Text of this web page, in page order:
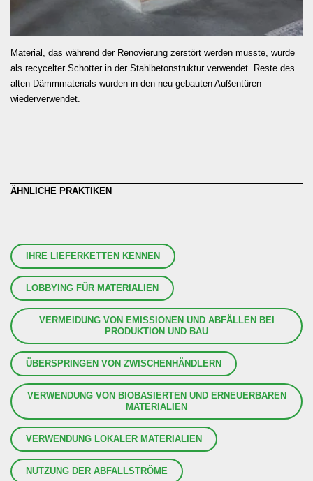
MEHR LESEN
Material, das während der Renovierung zerstört werden musste, wurde
als recycelter Schotter in der Stahlbetonstruktur verwendet. Reste des
alten Dämmmaterials wurden in den neu gebauten Außentüren
wiederverwendet.
ÄHNLICHE PRAKTIKEN
IHRE LIEFERKETTEN KENNEN
LOBBYING FÜR MATERIALIEN
VERMEIDUNG VON EMISSIONEN UND ABFÄLLEN BEI
PRODUKTION UND BAU
ÜBERSPRINGEN VON ZWISCHENHÄNDLERN
VERWENDUNG VON BIOBASIERTEN UND ERNEUERBAREN
MATERIALIEN
VERWENDUNG LOKALER MATERIALIEN
NUTZUNG DER ABFALLSTRÖME